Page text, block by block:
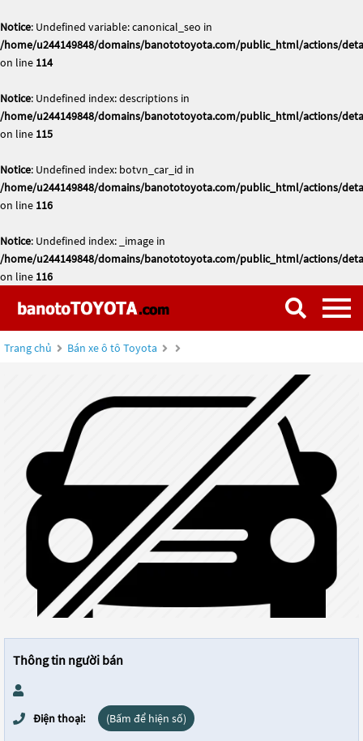
Notice: Undefined variable: canonical_seo in
/home/u244149848/domains/banototoyota.com/public_html/actions/
on line 114
Notice: Undefined index: descriptions in
/home/u244149848/domains/banototoyota.com/public_html/actions/
on line 115
Notice: Undefined index: botvn_car_id in
/home/u244149848/domains/banototoyota.com/public_html/actions/
on line 116
Notice: Undefined index: _image in
/home/u244149848/domains/banototoyota.com/public_html/actions/
on line 116
Trang chủ Bán xe ô tô Toyota
Thông tin người bán
Điện thoại: (Bấm để hiện số)